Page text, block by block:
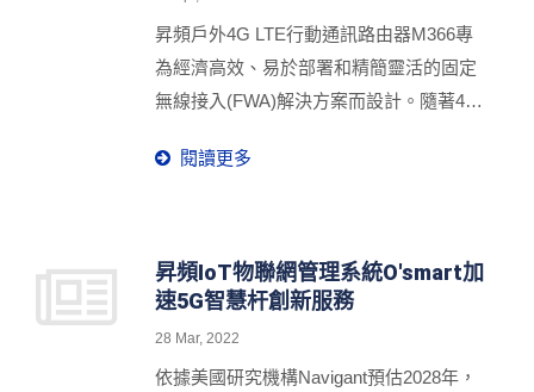
於安裝、經濟高效部署，有助於任何受限
空間和嚴峻環境應用快速布建。
昇頻戶外4G LTE行動通訊路由器M366專
為經濟高效、易於部署和精簡靈活的固定
無線接入(FWA)解決方案而設計。隨著4G
有助於因無法佈建有線固網基礎設施造成
遠區域及鋪設成本較高的光纖或電纜佈線
相對昂貴的農村和郊區，加速建立互聯網
生態，促進各種商業應用，降低總體擁有
成本支出，拓展遠端網路業務，如銀行
閱讀更多
昇頻IoT物聯網管理系統O'smart加
速5G智慧杆創新服務
28 Mar, 2022
依據美國研究機構Navigant預估2028年，